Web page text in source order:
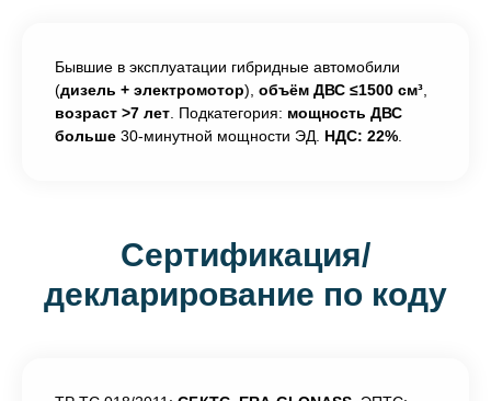
Бывшие в эксплуатации гибридные автомобили
(дизель + электромотор), объём ДВС ≤1500 см³
возраст >7 лет . Подкатегория: мощность ДВС
больше 30-минутной мощности ЭД. НДС: 22%
Сертификация/
декларирование по коду